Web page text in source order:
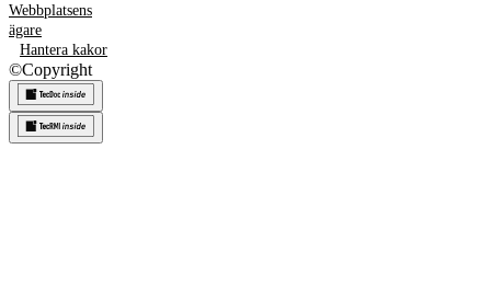
Webbplatsens
ägare
Hantera kakor
©Copyright